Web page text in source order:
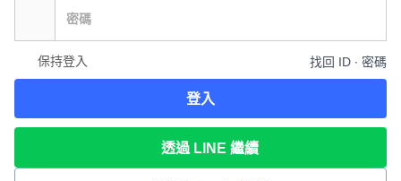
保持登入 找回 ID ∙ 密碼
登入
透過 LINE 繼續